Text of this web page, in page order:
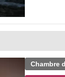
Chambre